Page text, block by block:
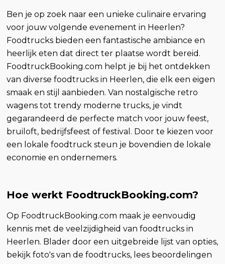
Ben je op zoek naar een unieke culinaire ervaring
voor jouw volgende evenement in Heerlen?
Foodtrucks bieden een fantastische ambiance en
heerlijk eten dat direct ter plaatse wordt bereid.
FoodtruckBooking.com helpt je bij het ontdekken
van diverse foodtrucks in Heerlen, die elk een eigen
smaak en stijl aanbieden. Van nostalgische retro
wagens tot trendy moderne trucks, je vindt
gegarandeerd de perfecte match voor jouw feest,
bruiloft, bedrijfsfeest of festival. Door te kiezen voor
een lokale foodtruck steun je bovendien de lokale
economie en ondernemers.
Hoe werkt FoodtruckBooking.com?
Op FoodtruckBooking.com maak je eenvoudig
kennis met de veelzijdigheid van foodtrucks in
Heerlen. Blader door een uitgebreide lijst van opties,
bekijk foto's van de foodtrucks, lees beoordelingen